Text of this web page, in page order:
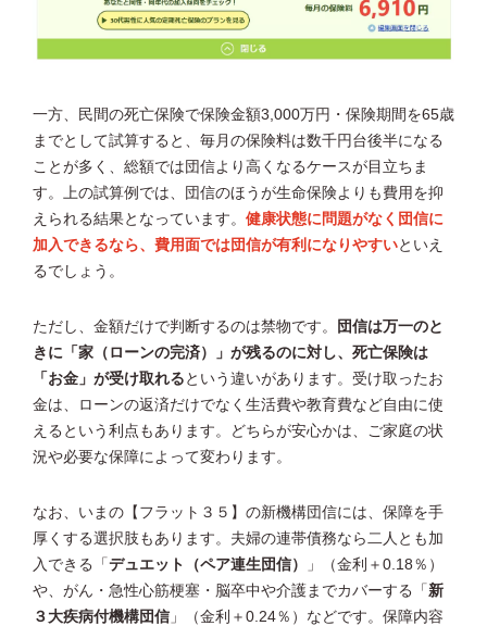
一方、民間の死亡保険で保険金額3,000万円・保険期間を65歳
までとして試算すると、毎月の保険料は数千円台後半になる
ことが多く、総額では団信より高くなるケースが目立ちま
す。上の試算例では、団信のほうが生命保険よりも費用を抑
えられる結果となっています。 健康状態に問題がなく団信に
加入できるなら、費用面では団信が有利になりやすいといえ
るでしょう。
ただし、金額だけで判断するのは禁物です。
団信は万一のと
きに「家（ローンの完済）」が残るのに対し、死亡保険は
「お金」が受け取れる という違いがあります。受け取ったお
金は、ローンの返済だけでなく生活費や教育費など自由に使
えるという利点もあります。どちらが安心かは、ご家庭の状
況や必要な保障によって変わります。
なお、いまの【フラット３５】の新機構団信には、保障を手
厚くする選択肢もあります。夫婦の連帯債務なら二人とも加
入できる「 デュエット（ペア連生団信）
」（金利＋0.18％）
や、がん・急性心筋梗塞・脳卒中や介護までカバーする「 新
３大疾病付機構団信 」（金利＋0.24％）などです。保障内容